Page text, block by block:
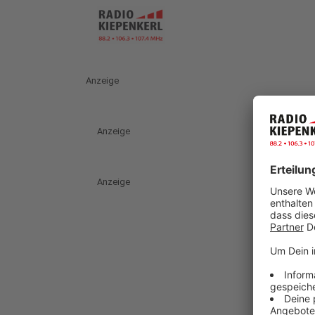
Anzeige
Anzeige
Anzeige